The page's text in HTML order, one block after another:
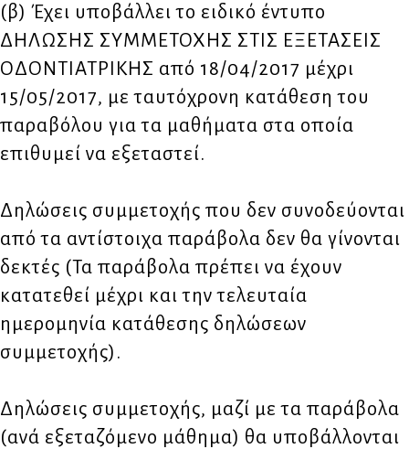
(β) Έχει υποβάλλει το ειδικό έντυπο
ΔΗΛΩΣΗΣ ΣΥΜΜΕΤΟΧΗΣ ΣΤΙΣ ΕΞΕΤΑΣΕΙΣ
ΟΔΟΝΤΙΑΤΡΙΚΗΣ από 18/04/2017 μέχρι
15/05/2017, με ταυτόχρονη κατάθεση του
παραβόλου για τα μαθήματα στα οποία
επιθυμεί να εξεταστεί.
Δηλώσεις συμμετοχής που δεν συνοδεύονται
από τα αντίστοιχα παράβολα δεν θα γίνονται
δεκτές (Τα παράβολα πρέπει να έχουν
κατατεθεί μέχρι και την τελευταία
ημερομηνία κατάθεσης δηλώσεων
συμμετοχής).
Δηλώσεις συμμετοχής, μαζί με τα παράβολα
(ανά εξεταζόμενο μάθημα) θα υποβάλλονται